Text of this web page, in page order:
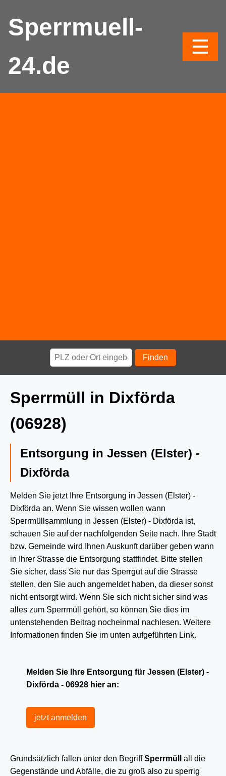
Sperrmuell-
24.de
Finden
Sperrmüll in Dixförda
(06928)
Entsorgung in Jessen (Elster) -
Dixförda
Melden Sie jetzt Ihre Entsorgung in Jessen (Elster) -
Dixförda an. Wenn Sie wissen wollen wann
Sperrmüllsammlung in Jessen (Elster) - Dixförda ist,
schauen Sie auf der nachfolgenden Seite nach. Ihre Stadt
bzw. Gemeinde wird Ihnen Auskunft darüber geben wann
in Ihrer Strasse die Entsorgung stattfindet. Bitte stellen
Sie sicher, dass Sie nur das Sperrgut auf die Strasse
stellen, den Sie auch angemeldet haben, da dieser sonst
nicht entsorgt wird. Wenn Sie sich nicht sicher sind was
alles zum Sperrmüll gehört, so können Sie dies im
untenstehenden Beitrag nocheinmal nachlesen. Weitere
Informationen finden Sie im unten aufgeführten Link.
Melden Sie Ihre Entsorgung für Jessen (Elster) -
Dixförda - 06928 hier an:
jetzt anmelden
Grundsätzlich fallen unter den BegriffSperrmüll
all die
Gegenstände und Abfälle, die zu groß also zu sperrig